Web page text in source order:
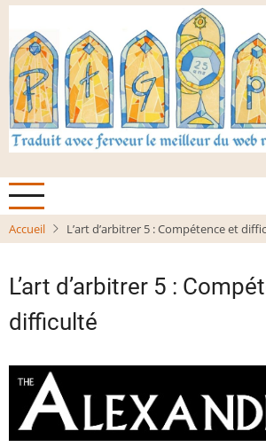
Aller
contenu
principal
Accueil L’art d’arbitrer 5 : Compétence et
L’art d’arbitrer 5 :
difficulté